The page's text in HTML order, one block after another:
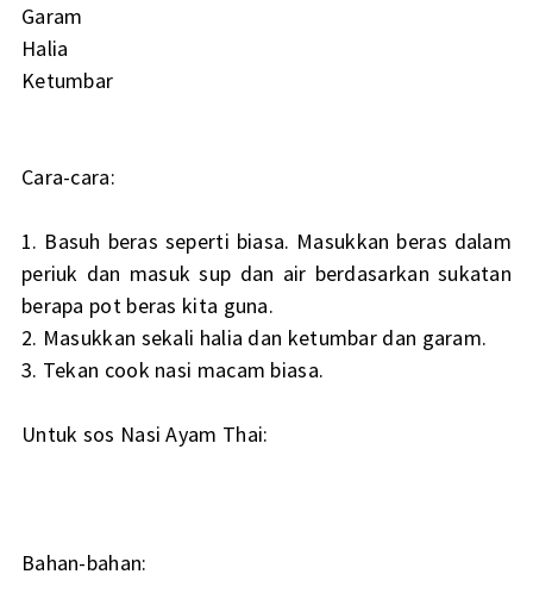
Garam
Halia
Ketumbar
Cara-cara:
1. Basuh beras seperti biasa. Masukkan beras dalam
periuk dan masuk sup dan air berdasarkan sukatan
berapa pot beras kita guna.
2. Masukkan sekali halia dan ketumbar dan garam.
3. Tekan cook nasi macam biasa.
Untuk sos Nasi Ayam Thai:
Bahan-bahan: